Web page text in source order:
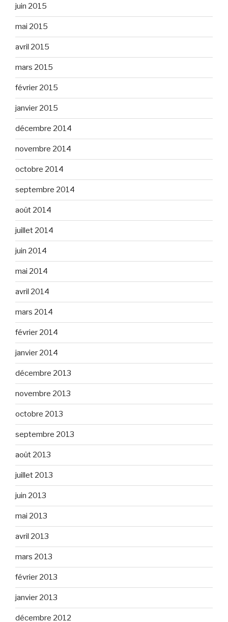
juin 2015
mai 2015
avril 2015
mars 2015
février 2015
janvier 2015
décembre 2014
novembre 2014
octobre 2014
septembre 2014
août 2014
juillet 2014
juin 2014
mai 2014
avril 2014
mars 2014
février 2014
janvier 2014
décembre 2013
novembre 2013
octobre 2013
septembre 2013
août 2013
juillet 2013
juin 2013
mai 2013
avril 2013
mars 2013
février 2013
janvier 2013
décembre 2012